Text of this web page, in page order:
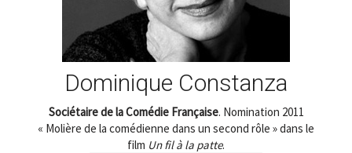
Dominique Constanza
Sociétaire de la Comédie Française. Nomination 2011
« Molière de la comédienne dans un second rôle » dans le
film Un fil à la patte.